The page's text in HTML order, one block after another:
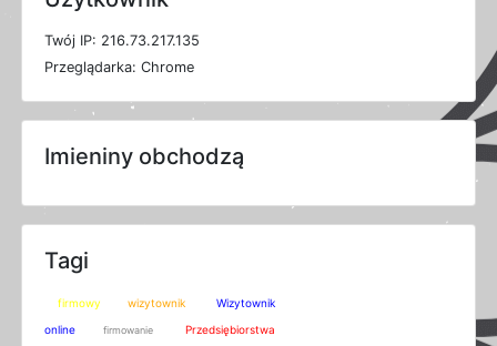
Twój IP: 216.73.217.135
Przeglądarka: Chrome
Imieniny obchodzą
Tagi
firmowy wizytownik
Wizytownik
online
firmowanie Przedsiębiorstwa